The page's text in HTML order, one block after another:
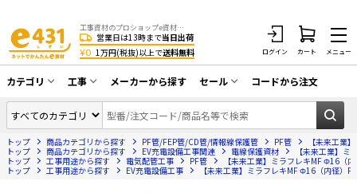
工事資材のプロショップe資材 CATV・アンテナ・防犯・光・LAN・電気・空調工事など
営業日は13時まで当日出荷
¥0 1万円(税抜)以上で送料無料 ログイン カート メニュー
カテゴリ
同軸ケーブル／テレビ用接栓／関連工具
アンテナ・取付金具・ブースター／CATV
部材類
配線補助具（モール・結束バンド・テー
工事
CATV・アンテナ工事
光工事・FTTH工事
エアコン・換気扇工事
メーカーから探す セール
在庫一掃セール
コードから注文
トップ 商品カテゴリから探す PF管/FEP管/CD管/情報線保護管 PF管
【未来工業
トップ
商品カテゴリから探す EV充電設備工事関連 電線保護資材
【未来工業】
トップ
工事用途から探す 電気配管工事 PF管
【未来工業】ミラフレキMF Φ16（
トップ
工事用途から探す EV充電設備工事 【未来工業】ミラフレキMF Φ16（内径）